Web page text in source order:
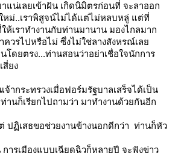
แน่เลยเข้าฝัน เกิดนิมิตรก่อนที่ จะลาออก
หม่..เราพิสูจน์ไม่ได้แต่ไม่หลบหลู่ ต่ที่
เราทำงานกับท่านมานาน มองไกลมาก
ควรไปหรือไม่ ซึ่งไม่ใช่ลางสังหรณ์เล
โดยตรง...ท่านสอนว่าอย่าเชื่อใจนักการ
สี่ยง
จ้ากระทรวงเมื่อฟอร์มรัฐบาลเสร็จได้เป็น
านก็เรียกไปถามว่า มาทำงานด้วยกันอีก
ปฏิเสธขอช่วยงานข้างนอกดีกว่า ท่านก็หัว
การเมืองแบบเฉียดฉิวก็หลายปี จะฟังข่าว